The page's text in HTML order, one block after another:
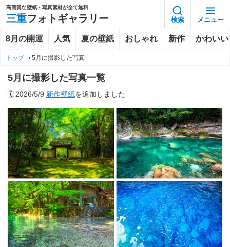
高画質な壁紙・写真素材が全て無料
三重フォトギャラリー 検索 メニュー
8月の開運 人気 夏の壁紙 おしゃれ 新作 かわいい
トップ › 5月に撮影した写真
5月に撮影した写真一覧
🗓️ 2026/5/9 新作壁紙を追加しました